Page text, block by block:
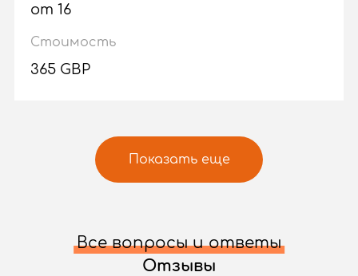
от 16
Стоимость
365 GBP
Показать еще
Отзывы
Все вопросы и ответы